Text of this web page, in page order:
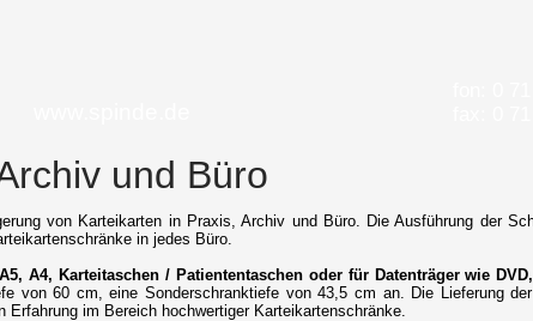
und Büro
von Karteikarten in Praxis, Archiv und Büro. Die Ausführung der
in jedes Büro.
A4, Karteitaschen / Patiententaschen oder für Datenträger wie
von 60 cm, eine Sonderschranktiefe von 43,5 cm an. Die Lieferung
im Bereich hochwertiger Karteikartenschränke.